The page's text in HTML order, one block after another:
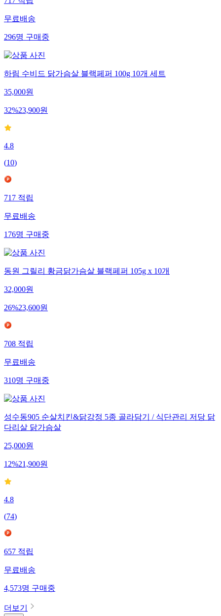
717적립
무료배송
296명구매중
하림 수비드 닭가슴살 블랙페퍼 100g 10개 세트
35,000원
32%23,900원
4.8
(10)
717적립
무료배송
176명구매중
동원 그릴리 황금닭가슴살 블랙페퍼 105g x 10개
32,000원
26%23,600원
708적립
무료배송
310명구매중
성수동905 순살치킨&닭강정 5종 골라담기 / 식단관리 저당 닭
다리살 닭가슴살
25,000원
12%21,900원
4.8
(74)
657적립
무료배송
4,573명구매중
더보기